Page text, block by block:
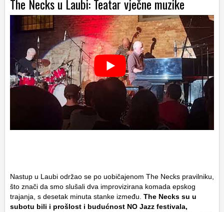
The Necks u Laubi: Teatar vječne muzike
Nastup u Laubi održao se po uobičajenom The Necks pravilniku,
što znači da smo slušali dva improvizirana komada epskog
trajanja, s desetak minuta stanke između. The Necks su u
subotu bili i prošlost i budućnost NO Jazz festivala,